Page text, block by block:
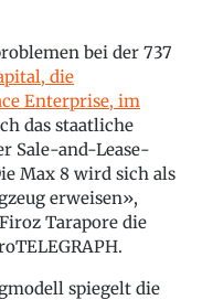
bei der 737
die
Enterprise, im
das staatliche
Sale-and-Lease-
Max 8 wird sich als
erweisen»,
Tarapore die
spiegelt die